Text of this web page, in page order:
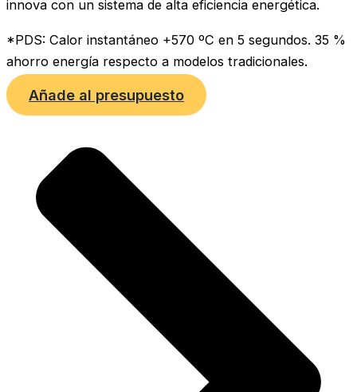
innova con un sistema de alta eficiencia energética.
*PDS: Calor instantáneo +570 ºC en 5 segundos. 35 %
ahorro energía respecto a modelos tradicionales.
Añade al presupuesto